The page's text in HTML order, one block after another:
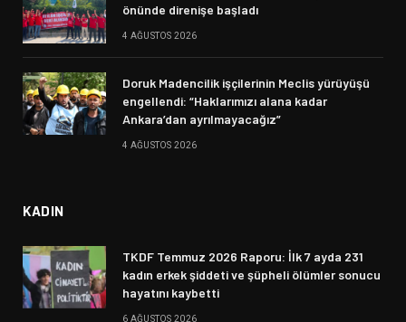
önünde direnişe başladı
4 AĞUSTOS 2026
Doruk Madencilik işçilerinin Meclis yürüyüşü
engellendi: “Haklarımızı alana kadar
Ankara’dan ayrılmayacağız”
4 AĞUSTOS 2026
KADIN
TKDF Temmuz 2026 Raporu: İlk 7 ayda 231
kadın erkek şiddeti ve şüpheli ölümler sonucu
hayatını kaybetti
6 AĞUSTOS 2026